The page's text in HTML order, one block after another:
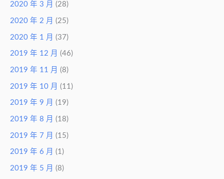
2020 年 3 月 (28)
2020 年 2 月 (25)
2020 年 1 月 (37)
2019 年 12 月 (46)
2019 年 11 月 (8)
2019 年 10 月 (11)
2019 年 9 月 (19)
2019 年 8 月 (18)
2019 年 7 月 (15)
2019 年 6 月 (1)
2019 年 5 月 (8)